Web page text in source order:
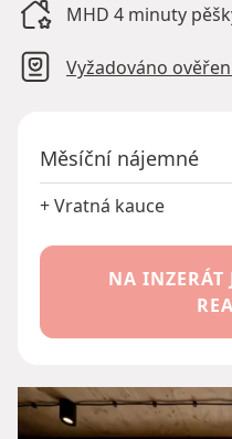
MHD 4 minuty
Vyžadováno
Měsíční nájemné
+ Vratná kauce
NA INZERÁT